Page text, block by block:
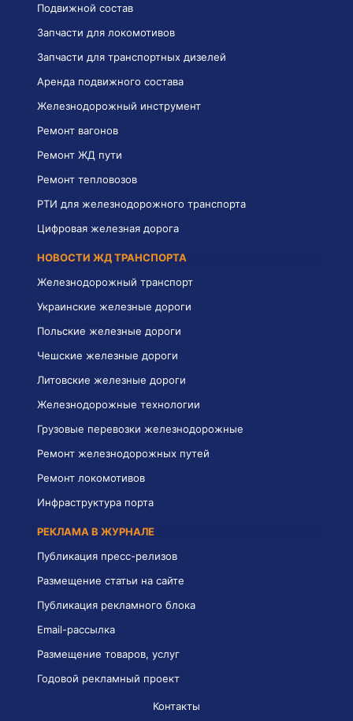
Подвижной состав
Запчасти для локомотивов
Запчасти для транспортных дизелей
Аренда подвижного состава
Железнодорожный инструмент
Ремонт вагонов
Ремонт ЖД пути
Ремонт тепловозов
РТИ для железнодорожного транспорта
Цифровая железная дорога
НОВОСТИ ЖД ТРАНСПОРТА
Железнодорожный транспорт
Украинские железные дороги
Польские железные дороги
Чешские железные дороги
Литовские железные дороги
Железнодорожные технологии
Грузовые перевозки железнодорожные
Ремонт железнодорожных путей
Ремонт локомотивов
Инфраструктура порта
РЕКЛАМА В ЖУРНАЛЕ
Публикация пресс-релизов
Размещение статьи на сайте
Публикация рекламного блока
Email-рассылка
Размещение товаров, услуг
Годовой рекламный проект
Контакты